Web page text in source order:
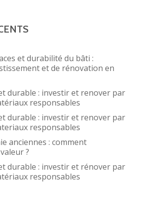
et durabilité du bâti :
et de rénovation en
durable : investir et renover par
responsables
durable : investir et renover par
responsables
anciennes : comment
?
durable : investir et rénover par
responsables